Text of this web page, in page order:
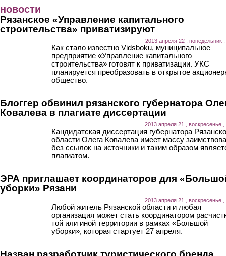
новости
Рязанское «Управление капитального
строительства» приватизируют
2013 апреля 22 , понедельник ,
Как стало известно Vidsboku, муниципальное
предприятие «Управление капитального
строительства» готовят к приватизации. УКС
планируется преобразовать в открытое
общество.
Блоггер обвинил рязанского губернатора
Ковалева в плагиате диссертации
2013 апреля 21 , воскресенье ,
Кандидатская диссертация губернатора
области Олега Ковалева имеет массу
без ссылок на источники и таким образом
плагиатом.
ЭРА приглашает координаторов для
уборки» Рязани
2013 апреля 21 , воскресенье ,
Любой житель Рязанской области и любая
организация может стать координатором
той или иной территории в рамках «Большой
уборки», которая стартует 27 апреля.